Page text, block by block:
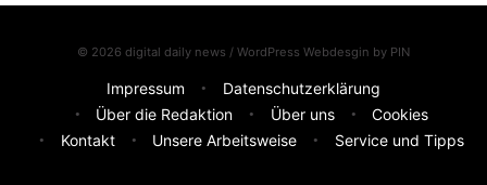
© 2026 digital daily news / WordPress Webdesgin by PIN
Impressum
Datenschutzerklärung
Über die Redaktion
Über uns
Cookies
Kontakt
Unsere Arbeitsweise Service und Tipps